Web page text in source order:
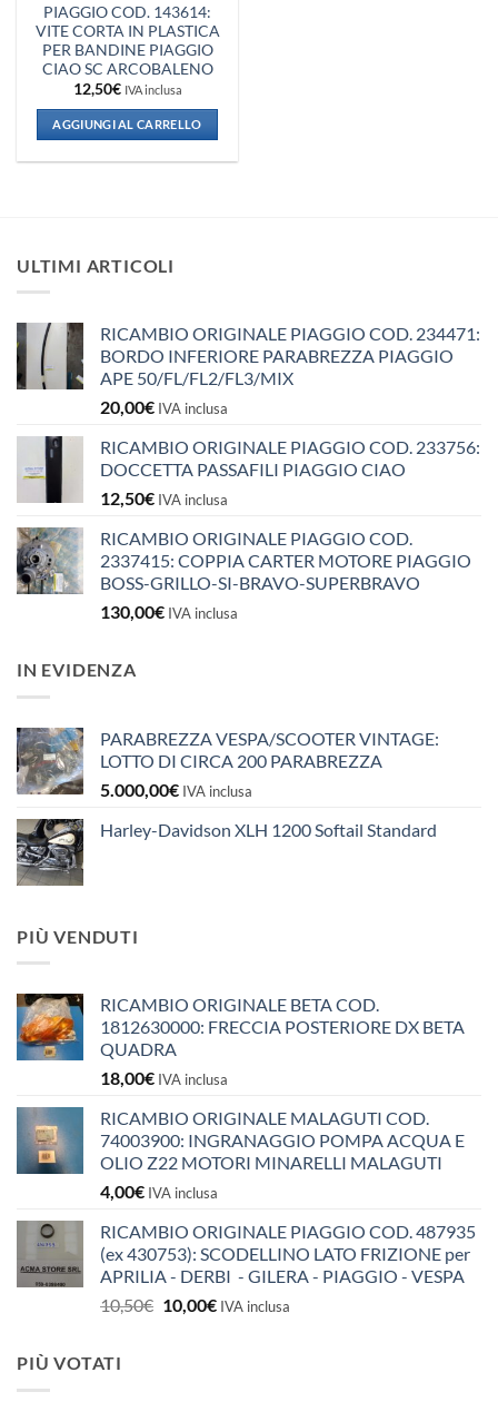
PIAGGIO COD. 143614:
VITE CORTA IN PLASTICA
PER BANDINE PIAGGIO
CIAO SC ARCOBALENO
12,50€ IVA inclusa
AGGIUNGI AL CARRELLO
ULTIMI ARTICOLI
RICAMBIO ORIGINALE PIAGGIO COD. 234471:
BORDO INFERIORE PARABREZZA PIAGGIO
APE 50/FL/FL2/FL3/MIX
20,00€ IVA inclusa
RICAMBIO ORIGINALE PIAGGIO COD. 233756:
DOCCETTA PASSAFILI PIAGGIO CIAO
12,50€ IVA inclusa
RICAMBIO ORIGINALE PIAGGIO COD.
2337415: COPPIA CARTER MOTORE PIAGGIO
BOSS-GRILLO-SI-BRAVO-SUPERBRAVO
130,00€ IVA inclusa
IN EVIDENZA
PARABREZZA VESPA/SCOOTER VINTAGE:
LOTTO DI CIRCA 200 PARABREZZA
5.000,00€ IVA inclusa
Harley-Davidson XLH 1200 Softail Standard
PIÙ VENDUTI
RICAMBIO ORIGINALE BETA COD.
1812630000: FRECCIA POSTERIORE DX BETA
QUADRA
18,00€ IVA inclusa
RICAMBIO ORIGINALE MALAGUTI COD.
74003900: INGRANAGGIO POMPA ACQUA E
OLIO Z22 MOTORI MINARELLI MALAGUTI
4,00€ IVA inclusa
RICAMBIO ORIGINALE PIAGGIO COD. 487935
(ex 430753): SCODELLINO LATO FRIZIONE per
APRILIA - DERBI - GILERA - PIAGGIO - VESPA
10,50€ Il
10,00€IlIVA inclusa
PIÙ VOTATI